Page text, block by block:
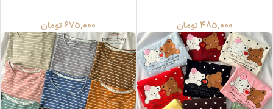
485,000 تومان 675,000 تومان